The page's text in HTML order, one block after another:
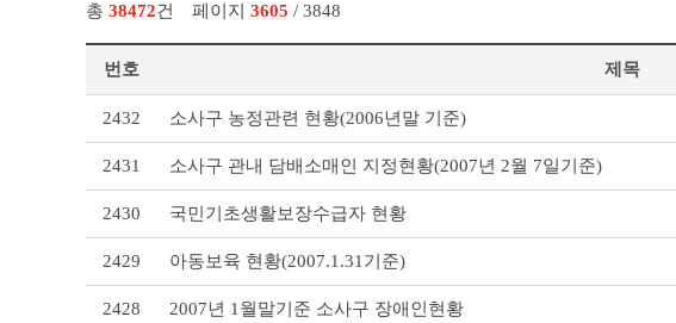
총 38472건 페이지 3605 / 3848
전
보
표
리
스
트
테
번호 제목
2432 소사구 농정관련 현황(2006년말 기준)
2431 소사구 관내 담배소매인 지정현황(2007년 2월 7일기준)
2430 국민기초생활보장수급자 현황
2429 아동보육 현황(2007.1.31기준)
2428 2007년 1월말기준 소사구 장애인현황